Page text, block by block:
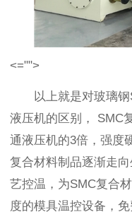
<="">
以上就是对玻璃
液压机的区别， SMC
通液压机的3倍，强度
复合材料制品逐渐走
艺控温，为SMC复合
度的模具温控设备，